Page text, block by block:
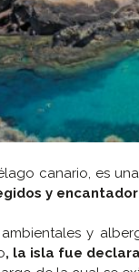
canario, es
y
y
, la isla fue